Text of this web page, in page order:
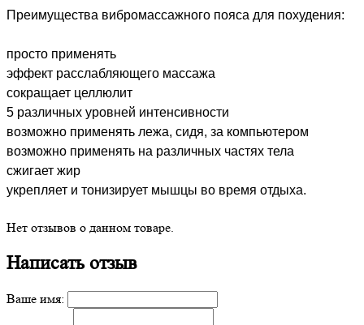
Преимущества вибромассажного пояса для похудения:
просто применять
эффект расслабляющего массажа
сокращает целлюлит
5 различных уровней интенсивности
возможно применять лежа, сидя, за компьютером
возможно применять на различных частях тела
сжигает жир
укрепляет и тонизирует мышцы во время отдыха.
Нет отзывов о данном товаре.
Написать отзыв
Ваше имя: